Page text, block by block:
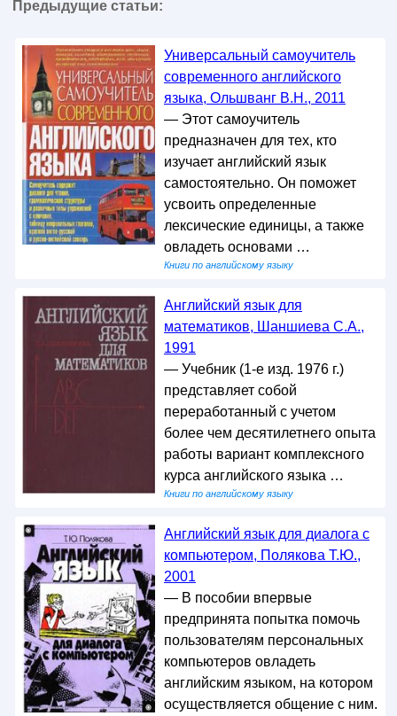
Предыдущие статьи:
Универсальный самоучитель
современного английского
языка, Ольшванг В.Н., 2011
— Этот самоучитель
предназначен для тех, кто
изучает английский язык
самостоятельно. Он поможет
усвоить определенные
лексические единицы, а также
овладеть основами …
Книги по английскому языку
Английский язык для
математиков, Шаншиева С.А.,
1991
— Учебник (1-е изд. 1976 г.)
представляет собой
переработанный с учетом
более чем десятилетнего опыта
работы вариант комплексного
курса английского языка …
Книги по английскому языку
Английский язык для диалога с
компьютером, Полякова Т.Ю.,
2001
— В пособии впервые
предпринята попытка помочь
пользователям персональных
компьютеров овладеть
английским языком, на котором
осуществляется общение с ним.